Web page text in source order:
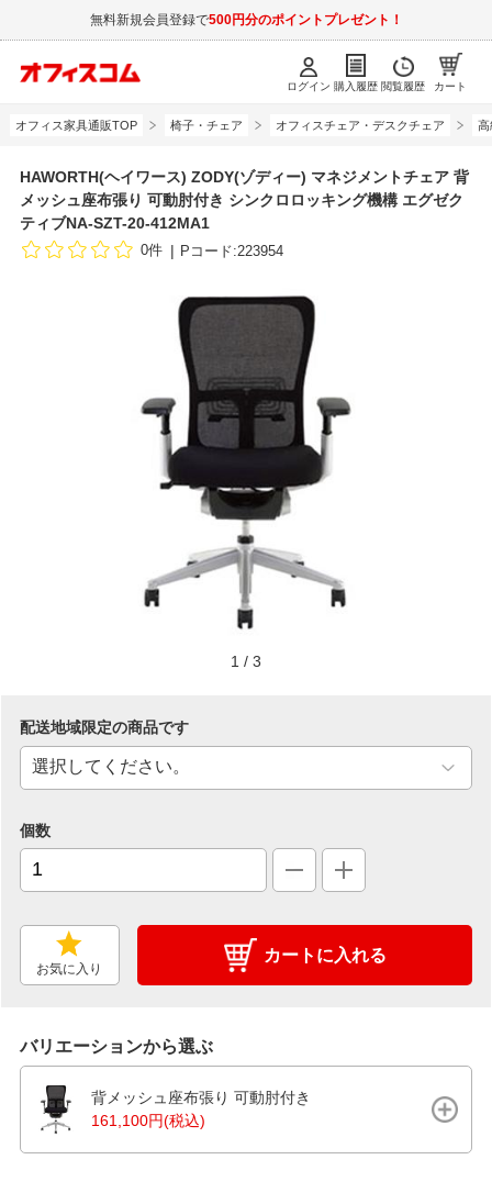
無料新規会員登録で500円分のポイントプレゼント！
ログイン 購入履歴 閲覧履歴 カート
オフィス家具通販TOP 椅子・チェア オフィスチェア・デスクチェア 高
HAWORTH(ヘイワース) ZODY(ゾディー) マネジメントチェア 背
メッシュ座布張り 可動肘付き シンクロロッキング機構 エグゼク
ティブNA-SZT-20-412MA1
0件 Pコード:223954
1 / 3
配送地域限定の商品です
個数
お気に入り
カートに入れる
バリエーションから選ぶ
背メッシュ座布張り 可動肘付き
161,100円(税込)